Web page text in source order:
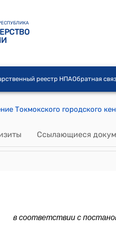
реестр НПАОбратная
Ссылающиеся